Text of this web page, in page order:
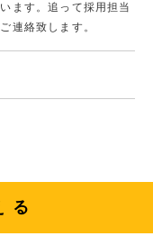
ます。追って採用担当
連絡致します。
る